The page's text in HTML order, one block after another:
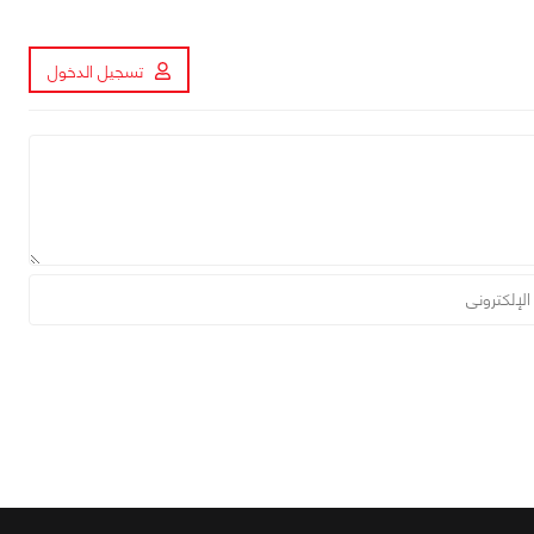
تسجيل الدخول